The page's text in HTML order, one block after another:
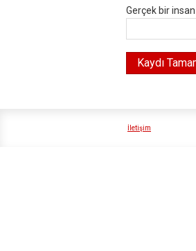
Gerçek bir
İletişim